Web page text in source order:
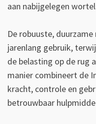
aan nabijgelegen
De robuuste,
jarenlang gebruik,
de belasting op de rug
manier combineert de
kracht, controle en
betrouwbaar